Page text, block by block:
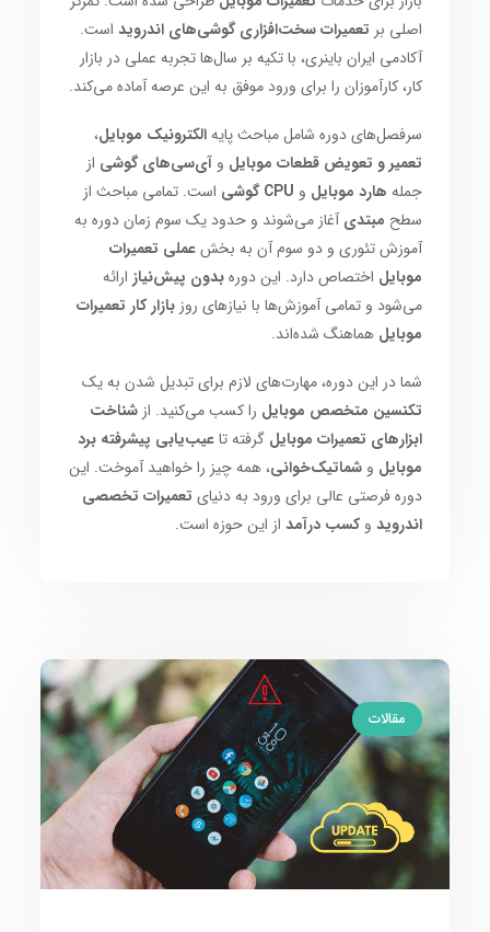
اصلی بر تعمیرات سخت‌افزاری گوشی‌های اندروید است.
آکادمی ایران باینری، با تکیه بر سال‌ها تجربه عملی در بازار
کار، کارآموزان را برای ورود موفق به این عرصه آماده می‌کند.
سرفصل‌های دوره شامل مباحث پایهالکترونیک موبایل،
تعمیر و تعویض قطعات موبایل وآی‌سی‌های گوشی از
جمله هارد موبایل و CPU گوشی
است. تمامی مباحث از
سطح مبتدیآغاز می‌شوند و حدود یک سوم زمان دوره به
آموزش تئوری و دو سوم آن به بخشعملی تعمیرات
موبایل اختصاص دارد. این دورهبدون پیش‌نیاز ارائه
می‌شود و تمامی آموزش‌ها با نیازهای روزبازار کار تعمیرات
موبایل هماهنگ شده‌اند.
شما در این دوره، مهارت‌های لازم برای تبدیل شدن به یک
تکنسین متخصص موبایل را کسب می‌کنید. ازشناخت
ابزارهای تعمیرات موبایل گرفته تاعیب‌یابی پیشرفته برد
موبایل وشماتیک‌خوانی، همه چیز را خواهید آموخت. این
دوره فرصتی عالی برای ورود به دنیای تعمیرات تخصصی
اندروید وکسب درآمد از این حوزه است.
مقالات